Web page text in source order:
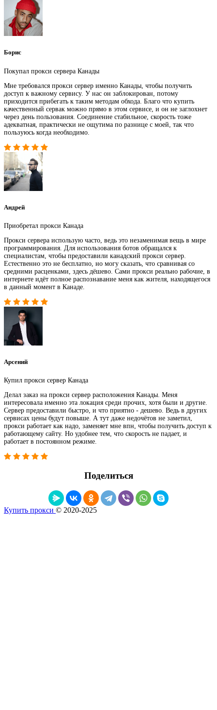
Борис
Покупал прокси сервера Канады
Мне требовался прокси сервер именно Канады, чтобы получить
доступ к важному сервису. У нас он заблокирован, потому
приходится прибегать к таким методам обхода. Благо что купить
качественный сервак можно прямо в этом сервисе, и он не заглохнет
через день пользования. Соединение стабильное, скорость тоже
адекватная, практически не ощутима по разнице с моей, так что
пользуюсь когда необходимо.
Андрей
Приобретал прокси Канада
Прокси сервера использую часто, ведь это незаменимая вещь в мире
программирования. Для использования ботов обращался к
специалистам, чтобы предоставили канадский прокси сервер.
Естественно это не бесплатно, но могу сказать, что сравнивая со
средними расценками, здесь дёшево. Сами прокси реально рабочие, в
интернете идёт полное распознавание меня как жителя, находящегося
в данный момент в Канаде.
Арсений
Купил прокси сервер Канада
Делал заказ на прокси сервер расположения Канады. Меня
интересовала именно эта локация среди прочих, хотя были и другие.
Сервер предоставили быстро, и что приятно - дешево. Ведь в других
сервисах цены будут повыше. А тут даже недочётов не заметил,
прокси работает как надо, заменяет мне впн, чтобы получить доступ к
работающему сайту. Но удобнее тем, что скорость не падает, и
работает в постоянном режиме.
Поделиться
Купить прокси © 2020-2025